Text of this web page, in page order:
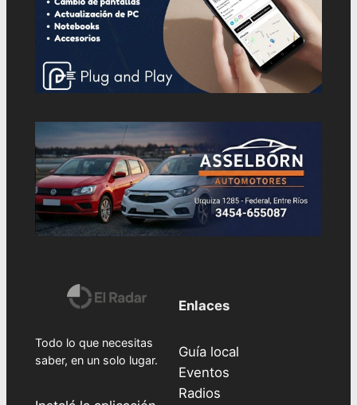
Todo lo que necesitas
saber, en un solo lugar.
Enlaces
Guía local
Eventos
Radios